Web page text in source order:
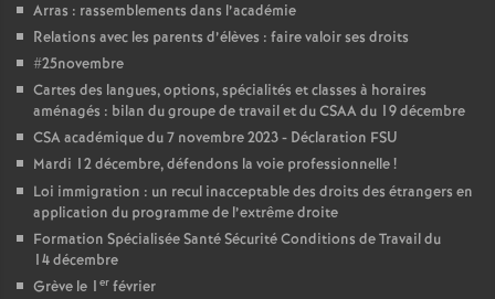
c
o
n
d
Arras : rassemblements dans l’académie
Relations avec les parents d’élèves : faire valoir ses droits
#25novembre
Cartes des langues, options, spécialités et classes à horaires
aménagés : bilan du groupe de travail et du CSAA du 19 décembre
CSA académique du 7 novembre 2023 - Déclaration FSU
Mardi 12 décembre, défendons la voie professionnelle!
Loi immigration : un recul inacceptable des droits des étrangers en
application du programme de l’extrême droite
Formation Spécialisée Santé Sécurité Conditions de Travail du
14 décembre
Grève le 1 er février